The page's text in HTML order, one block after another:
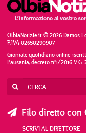
OlbiaNotizie.it © 2026 Damos
P.IVA 02650290907
Giornale quotidiano online
Pausania, decreto n°1/2016
Filo diretto con
SCRIVI AL DIRETTORE